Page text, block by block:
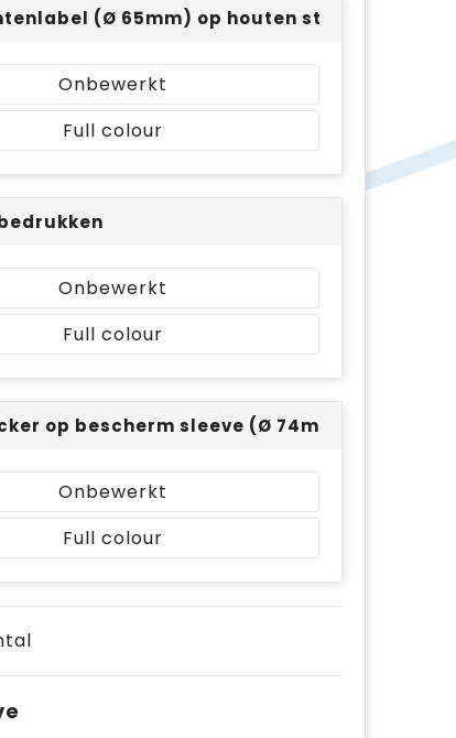
(Ø 65mm) op houten stokje - full
Onbewerkt
Full colour
Onbewerkt
Full colour
op bescherm sleeve (Ø 74mm) - full
Onbewerkt
Full colour